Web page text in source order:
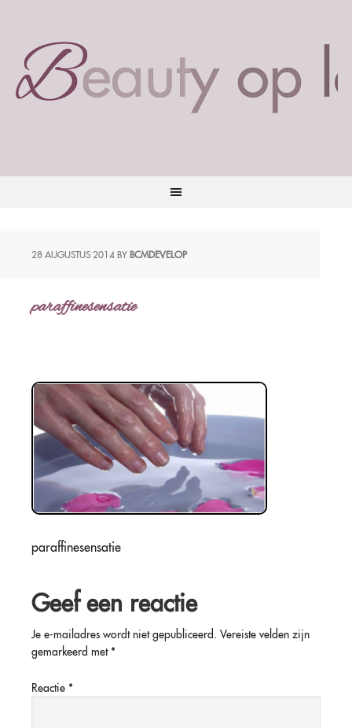
28 AUGUSTUS 2014 BY BCMDEVELOP
paraffinesensatie
paraffinesensatie
Geef een reactie
Je e-mailadres wordt niet gepubliceerd. Vereiste velden zijn
gemarkeerd met *
Reactie *